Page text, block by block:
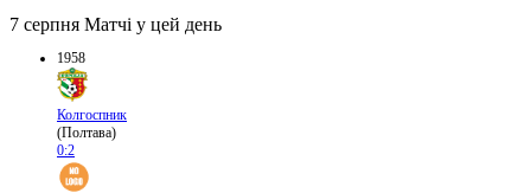
7 серпня Матчі у цей день
1958
Колгоспник
(Полтава)
0:2